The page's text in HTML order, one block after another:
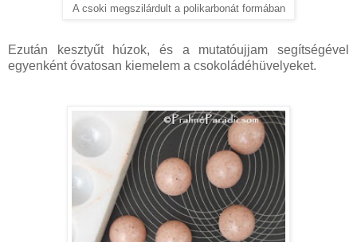
A csoki megszilárdult a polikarbonát formában
Ezután kesztyűt húzok, és a mutatóujjam segítségével
egyenként óvatosan kiemelem a csokoládéhüvelyeket.